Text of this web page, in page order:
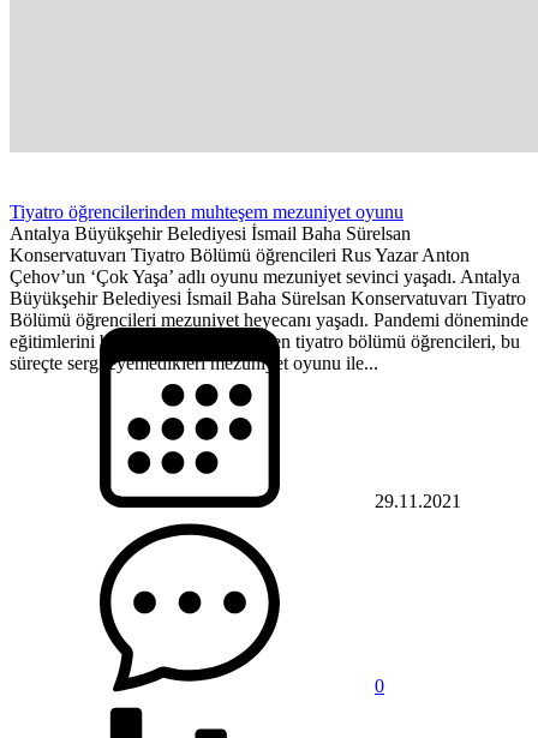
Tiyatro öğrencilerinden muhteşem mezuniyet oyunu
Antalya Büyükşehir Belediyesi İsmail Baha Sürelsan
Konservatuvarı Tiyatro Bölümü öğrencileri Rus Yazar Anton
Çehov’un ‘Çok Yaşa’ adlı oyunu mezuniyet sevinci yaşadı. Antalya
Büyükşehir Belediyesi İsmail Baha Sürelsan Konservatuvarı Tiyatro
Bölümü öğrencileri mezuniyet heyecanı yaşadı. Pandemi döneminde
eğitimlerini bir süre uzaktan sürdüren tiyatro bölümü öğrencileri, bu
süreçte sergileyemedikleri mezuniyet oyunu ile...
29.11.2021
0